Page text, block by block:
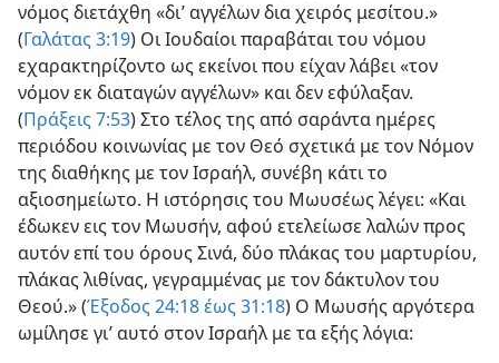
νόμος διετάχθη «δι’ αγγέλων δια χειρός μεσίτου.»
(Γαλάτας 3:19) Οι Ιουδαίοι παραβάται του νόμου
εχαρακτηρίζοντο ως εκείνοι που είχαν λάβει «τον
νόμον εκ διαταγών αγγέλων» και δεν εφύλαξαν.
(Πράξεις 7:53) Στο τέλος της από σαράντα ημέρες
περιόδου κοινωνίας με τον Θεό σχετικά με τον Νόμον
της διαθήκης με τον Ισραήλ, συνέβη κάτι το
αξιοσημείωτο. Η ιστόρησις του Μωυσέως λέγει: «Και
έδωκεν εις τον Μωυσήν, αφού ετελείωσε λαλών προς
αυτόν επί του όρους Σινά, δύο πλάκας του μαρτυρίου,
πλάκας λιθίνας, γεγραμμένας με τον δάκτυλον του
Θεού.» (Έξοδος 24:18 έως 31:18) Ο Μωυσής αργότερα
ωμίλησε γι’ αυτό στον Ισραήλ με τα εξής λόγια: